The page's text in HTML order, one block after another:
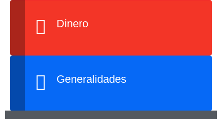
Dinero
Generalidades